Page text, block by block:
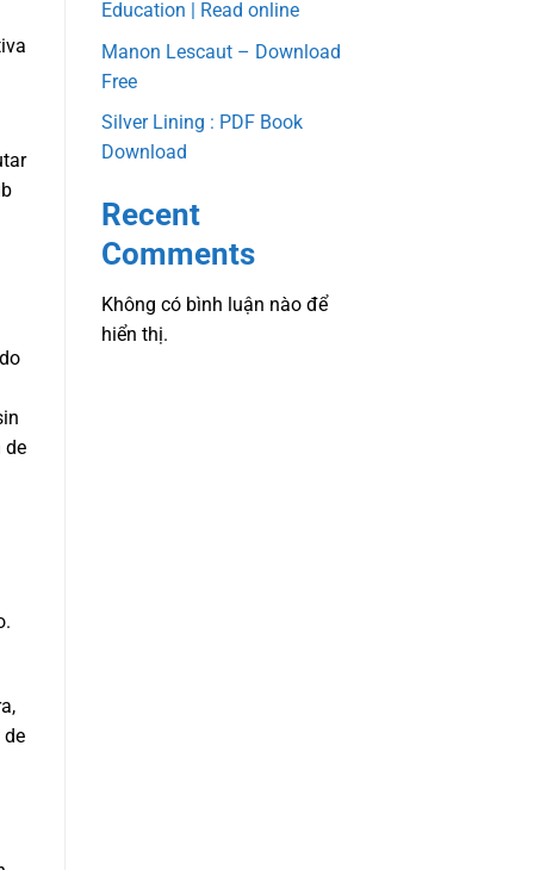
de
de
Education | Read online
Manon Lescaut – Download
Free
Silver Lining : PDF Book
Download
Recent
Comments
Không có bình luận nào để
hiển thị.